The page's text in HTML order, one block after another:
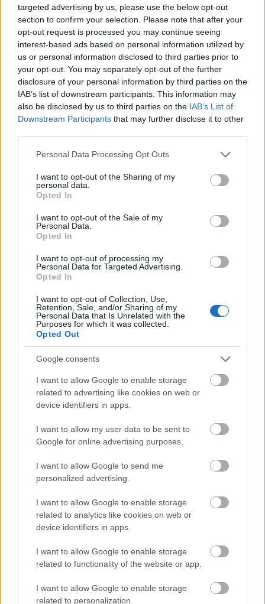
targeted advertising by us, please use the below opt-out
section to confirm your selection. Please note that after your
opt-out request is processed you may continue seeing
interest-based ads based on personal information utilized by
us or personal information disclosed to third parties prior to
your opt-out. You may separately opt-out of the further
disclosure of your personal information by third parties on the
IAB’s list of downstream participants. This information may
also be disclosed by us to third parties on the IAB’s List of
Downstream Participants that may further disclose it to other
Please note that this website/app uses one or more Google
not limited to your visit or usage behaviour. You may click to
grant or deny consent to Google and its third-party tags to
use your data for below specified purposes in below Google
consent section.
Personal Data Processing Opt Outs
I want to opt-out of the Sharing of my
personal data.
Opted In
I want to opt-out of the Sale of my
Personal Data.
Opted In
I want to opt-out of processing my
Personal Data for Targeted Advertising.
Opted In
I want to opt-out of Collection, Use,
Retention, Sale, and/or Sharing of my
Personal Data that Is Unrelated with the
Purposes for which it was collected.
Opted Out
Google consents
I want to allow Google to enable storage
related to advertising like cookies on web or
device identifiers in apps.
I want to allow my user data to be sent to
Google for online advertising purposes.
I want to allow Google to send me
personalized advertising.
I want to allow Google to enable storage
related to analytics like cookies on web or
device identifiers in apps.
I want to allow Google to enable storage
related to functionality of the website or app.
I want to allow Google to enable storage
related to personalization.
φύλων μπορεί να ωφελήσει όλους», πρόσθεσε.
Συνεχίζοντας τώρα με τα στοιχεία, έξι στους 10
(60%) άνδρες της γενιάς Z συμφωνεί ότι οι άνδρες
αναμένεται να κάνουν πάρα πολλά για να
υποστηρίξουν την ισότητα, ενώ 38% των γυναικών
της γενιάς Z αισθάνεται το ίδιο. Και πάλι, αυτό είναι
το μεγαλύτερο χάσμα μεταξύ των δύο γενεών στη
περισσότεροι άνθρωποι που συμμετείχαν στην
έρευνα δήλωσαν ότι η επίτευξη της
προσωπικά.